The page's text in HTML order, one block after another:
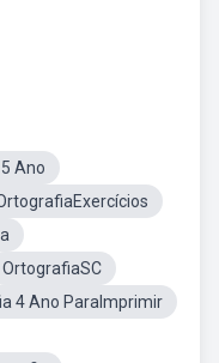
Ano
OrtografiaSC
4 Ano ParaImprimir